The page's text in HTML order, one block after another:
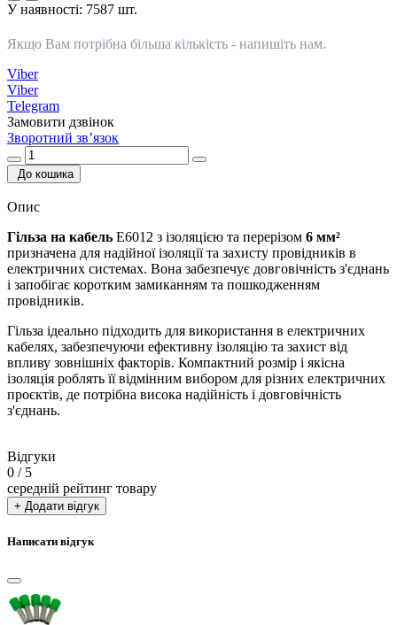
У наявності: 7587 шт.
Якщо Вам потрібна більша кількість - напишіть нам.
Viber
Viber
Telegram
Замовити дзвінок
Зворотний зв’язок
До кошика
Опис
Гільза на кабель E6012 з ізоляцією та перерізом 6 мм²
призначена для надійної ізоляції та захисту провідників в
електричних системах. Вона забезпечує довговічність з'єднань
і запобігає коротким замиканням та пошкодженням
провідників.
Гільза ідеально підходить для використання в електричних
кабелях, забезпечуючи ефективну ізоляцію та захист від
впливу зовнішніх факторів. Компактний розмір і якісна
ізоляція роблять її відмінним вибором для різних електричних
проєктів, де потрібна висока надійність і довговічність
з'єднань.
Відгуки
0 / 5
середній рейтинг товару
+ Додати відгук
Написати відгук